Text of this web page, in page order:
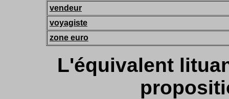
vendeur
voyagiste
zone euro
L'équivalent